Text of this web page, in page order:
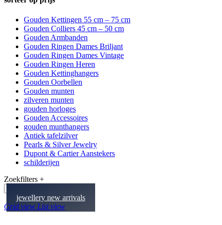
Gouden Kettingen 55 cm – 75 cm
Gouden Colliers 45 cm – 50 cm
Gouden Armbanden
Gouden Ringen Dames Briljant
Gouden Ringen Dames Vintage
Gouden Ringen Heren
Gouden Kettinghangers
Gouden Oorbellen
Gouden munten
zilveren munten
gouden horloges
Gouden Accessoires
gouden munthangers
Antiek tafelzilver
Pearls & Silver Jewelry
Dupont & Cartier Aanstekers
schilderijen
Zoekfilters +
jewellery new arrivals
Grid view List view